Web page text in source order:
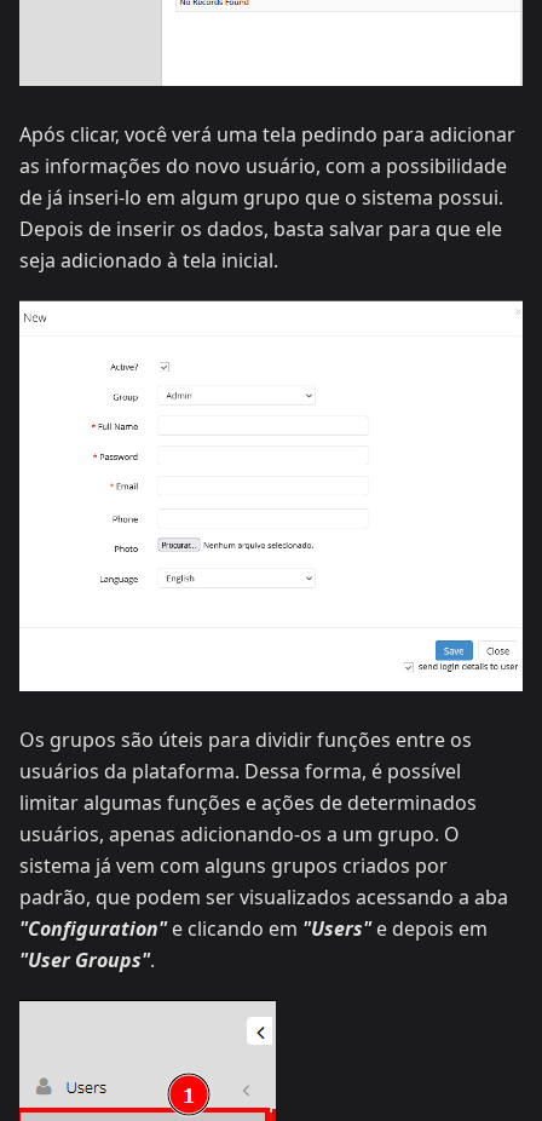
Após clicar, você verá uma tela pedindo para adicionar
as informações do novo usuário, com a possibilidade
de já inseri-lo em algum grupo que o sistema possui.
Depois de inserir os dados, basta salvar para que ele
seja adicionado à tela inicial.
Os grupos são úteis para dividir funções entre os
usuários da plataforma. Dessa forma, é possível
limitar algumas funções e ações de determinados
usuários, apenas adicionando-os a um grupo. O
sistema já vem com alguns grupos criados por
padrão, que podem ser visualizados acessando a aba
"Configuration"e clicando em "Users"e depois em
"User Groups".